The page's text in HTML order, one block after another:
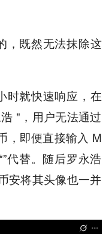
，既然无法抹除这
时就快速响应，在
"，用户无法通过
，即便直接输入 M
代替。随后罗永浩
安将其头像也一并